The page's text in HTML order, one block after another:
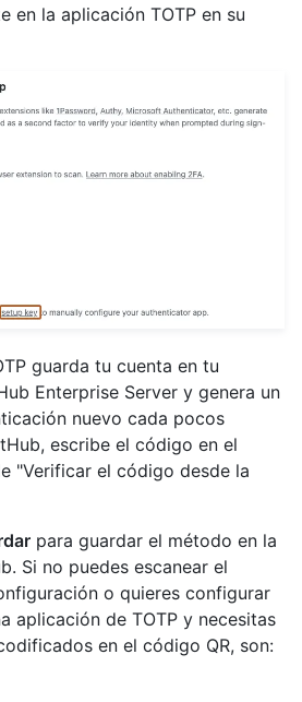
en la aplicación TOTP en su
guarda tu cuenta en tu
Enterprise Server y genera un
nuevo cada pocos
escribe el código en el
"Verificar el código desde la
para guardar el método en la
Si no puedes escanear el
o quieres configurar
aplicación de TOTP y necesitas
en el código QR, son: